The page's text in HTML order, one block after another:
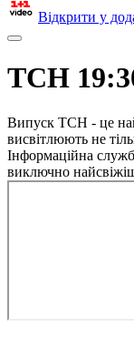
Відкрити у
ТСН
Випуск ТСН - це
висвітлюють не
Інформаційна
виключно